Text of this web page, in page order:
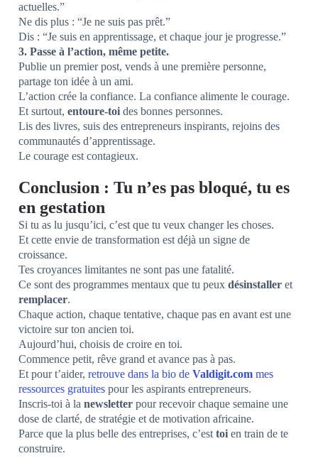
actuelles.”
Ne dis plus : “Je ne suis pas prêt.”
Dis : “Je suis en apprentissage, et chaque jour je progresse.”
3. Passe à l’action, même petite.
Publie un premier post, vends à une première personne,
partage ton idée à un ami.
L’action crée la confiance. La confiance alimente le courage.
Et surtout, entoure-toi des bonnes personnes.
Lis des livres, suis des entrepreneurs inspirants, rejoins des
communautés d’apprentissage.
Le courage est contagieux.
Conclusion : Tu n’es pas bloqué, tu es
en gestation
Si tu as lu jusqu’ici, c’est que tu veux changer les choses.
Et cette envie de transformation est déjà un signe de
croissance.
Tes croyances limitantes ne sont pas une fatalité.
Ce sont des programmes mentaux que tu peux désinstaller et
remplacer.
Chaque action, chaque tentative, chaque pas en avant est une
victoire sur ton ancien toi.
Aujourd’hui, choisis de croire en toi.
Commence petit, rêve grand et avance pas à pas.
Et pour t’aider, retrouve dans la bio de Valdigit.com mes
ressources gratuites pour les aspirants entrepreneurs.
Inscris-toi à la newsletter pour recevoir chaque semaine une
dose de clarté, de stratégie et de motivation africaine.
Parce que la plus belle des entreprises, c’est toi en train de te
construire.